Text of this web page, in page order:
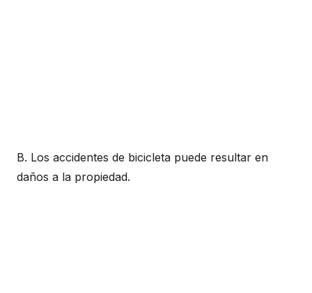
B. Los accidentes de bicicleta puede resultar en
daños a la propiedad.